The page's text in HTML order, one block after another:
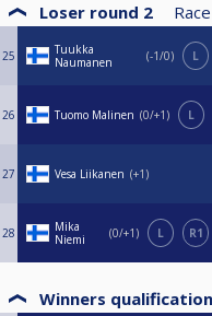
Loser round 2
25
Tuukka
Naumanen
-1/0 L
26 Tuomo Malinen 0/+1 L
27 Vesa Liikanen +1
28
Mika
Niemi
0/+1 L R1
Winners qualification